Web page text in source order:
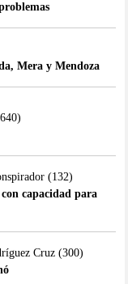
Mera y Mendoza
(132)
capacidad para
Cruz(300)